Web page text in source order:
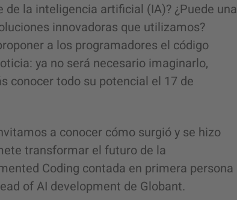
la inteligencia artificial (IA)? ¿Puede una
innovadoras que utilizamos?
a los programadores el código
ya no será necesario imaginarlo,
conocer todo su potencial el 17 de
a conocer cómo surgió y se hizo
transformar el futuro de la
Coding contada en primera persona
of AI development de Globant.